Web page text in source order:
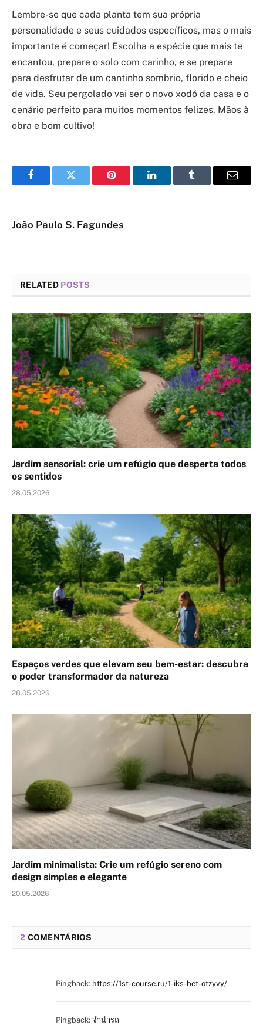
Lembre-se que cada planta tem sua própria
personalidade e seus cuidados específicos, mas o mais
importante é começar! Escolha a espécie que mais te
encantou, prepare o solo com carinho, e se prepare
para desfrutar de um cantinho sombrio, florido e cheio
de vida. Seu pergolado vai ser o novo xodó da casa e o
cenário perfeito para muitos momentos felizes. Mãos à
obra e bom cultivo!
FacebookTwitter Pinterest LinkedInTumblr Email
João Paulo S. Fagundes
RELATED POSTS
Jardim sensorial: crie um refúgio que desperta todos
os sentidos
28.05.2026
Espaços verdes que elevam seu bem-estar: descubra
o poder transformador da natureza
28.05.2026
Jardim minimalista: Crie um refúgio sereno com
design simples e elegante
20.05.2026
2 COMENTÁRIOS
Pingback: https://1st-course.ru/1-iks-bet-otzyvy/
Pingback: จำนำรถ